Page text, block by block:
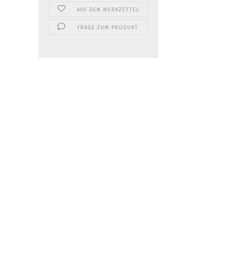
AUF DEN MERKZETTEL
FRAGE ZUM PRODUKT